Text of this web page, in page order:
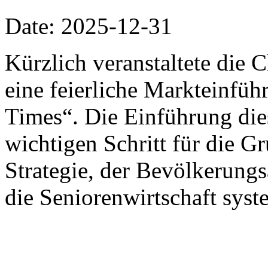
Date: 2025-12-31
Kürzlich veranstaltete die
eine feierliche
Times“. Die Einführung
wichtigen Schritt für die
Strategie, der
die Seniorenwirtschaft